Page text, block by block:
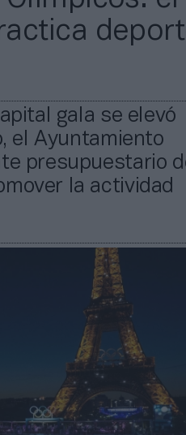
gala se elevó
el Ayuntamiento
presupuestario
la actividad